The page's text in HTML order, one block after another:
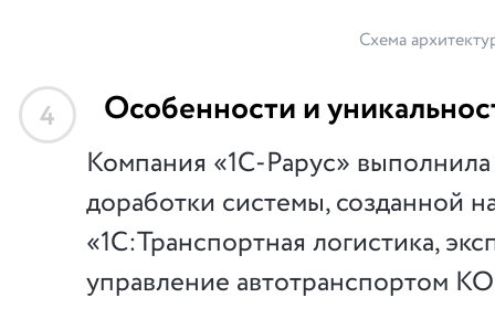
Схема
4 Особенности и
Компания «1С-Рарус»
доработки системы, созданной
«1С:Транспортная логистика,
управление автотранспортом